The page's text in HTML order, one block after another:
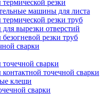
резки
машины для листа
резки труб
вырезки отверстий
резки труб
сварки
сварки
точечной сварки
клещи
сварки